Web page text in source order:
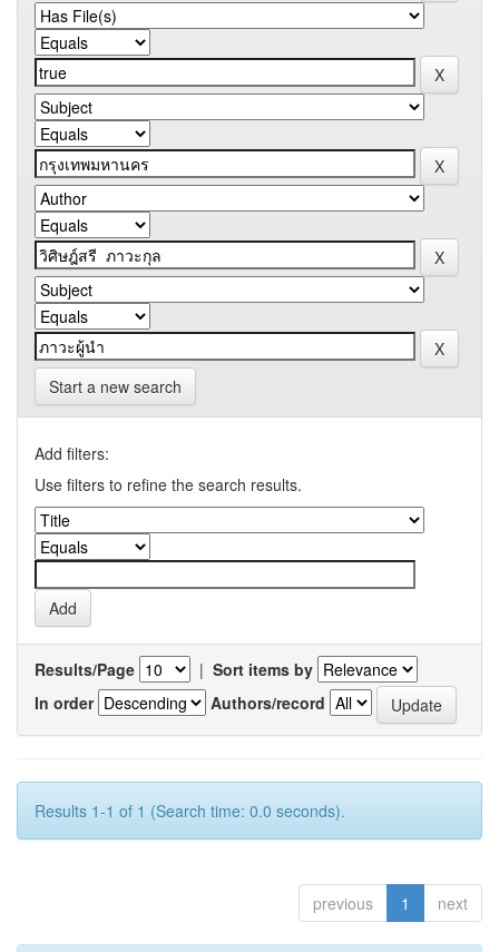
Start a new search
Add filters:
Use filters to refine the search results.
Results/Page | Sort items by
In order
Authors/record
Results 1-1 of 1 (Search time: 0.0 seconds).
previous 1 next